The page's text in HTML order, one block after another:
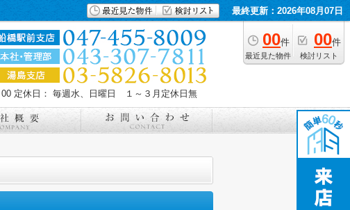
最終更新：2026年08月07日
00件
最近見た物件
00件
検討リスト
定休日： 毎週水、日曜日 １～３月定休日無